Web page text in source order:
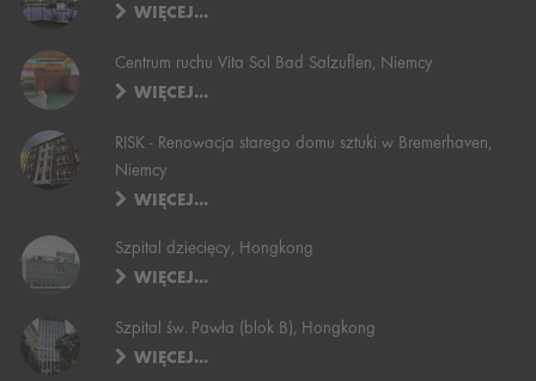
WIĘCEJ...
Centrum ruchu Vita Sol Bad Salzuflen, Niemcy
WIĘCEJ...
RISK - Renowacja starego domu sztuki w Bremerhaven,
Niemcy
WIĘCEJ...
Szpital dziecięcy, Hongkong
WIĘCEJ...
Szpital św. Pawła (blok B), Hongkong
WIĘCEJ...